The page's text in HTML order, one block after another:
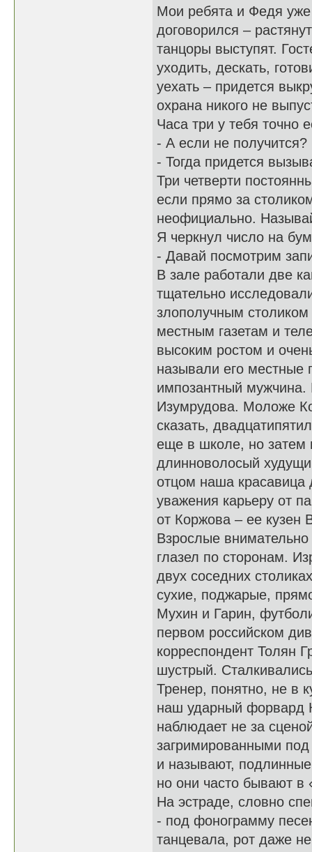
Мои ребята и Федя уже
договорился –
танцоры выступят.
уходить, дескать,
уехать – придется
охрана никого не
Часа три у тебя точно
- А если не получится?
- Тогда придется
Три четверти
если прямо за
неофициально.
Я черкнул число на
- Давай посмотрим
В зале работали две
тщательно
злополучным столиком
местным газетам и
высоким ростом и
называли его местные
импозантный мужчина.
Изумрудова. Моложе
сказать,
еще в школе, но затем
длинноволосый
отцом наша
уважения карьеру от
от Коржова – ее кузен
Взрослые
глазел по сторонам.
двух соседних
сухие, поджарые,
Мухин и Гарин,
первом российском
корреспондент Толян
шустрый.
Тренер, понятно, не в
наш ударный форвард
наблюдает не за
загримированными
и называют,
но они часто бывают в
На эстраде, словно
- под фонограмму
танцевала, рот даже